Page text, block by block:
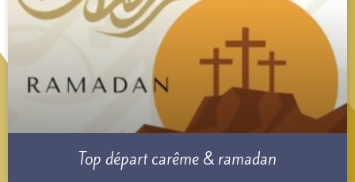
Top départ carême & ramadan